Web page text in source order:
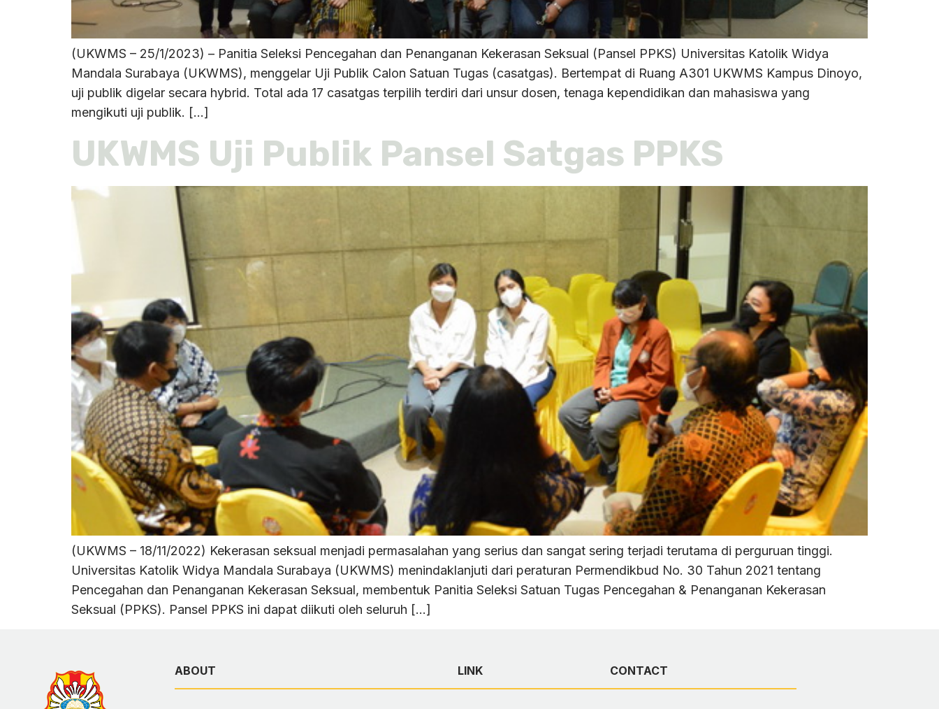
(UKWMS – 25/1/2023) – Panitia Seleksi Pencegahan dan Penanganan Kekerasan Seksual (Pansel PPKS) Universitas Katolik Widya
Mandala Surabaya (UKWMS), menggelar Uji Publik Calon Satuan Tugas (casatgas). Bertempat di Ruang A301 UKWMS Kampus Dinoyo,
uji publik digelar secara hybrid. Total ada 17 casatgas terpilih terdiri dari unsur dosen, tenaga kependidikan dan mahasiswa yang
mengikuti uji publik. […]
UKWMS Uji Publik Pansel Satgas PPKS
(UKWMS – 18/11/2022) Kekerasan seksual menjadi permasalahan yang serius dan sangat sering terjadi terutama di perguruan tinggi.
Universitas Katolik Widya Mandala Surabaya (UKWMS) menindaklanjuti dari peraturan Permendikbud No. 30 Tahun 2021 tentang
Pencegahan dan Penanganan Kekerasan Seksual, membentuk Panitia Seleksi Satuan Tugas Pencegahan & Penanganan Kekerasan
Seksual (PPKS). Pansel PPKS ini dapat diikuti oleh seluruh […]
ABOUT LINK CONTACT